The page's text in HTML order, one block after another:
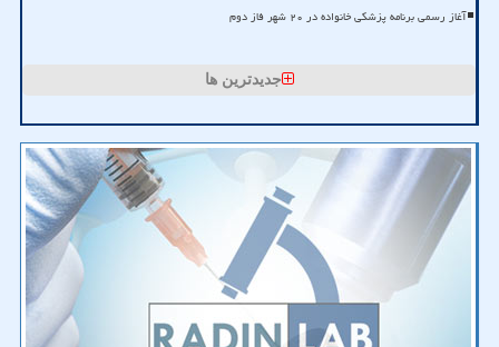
آغاز رسمی برنامه پزشکی خانواده در ۲۰ شهر فاز دوم
جدیدترین ها